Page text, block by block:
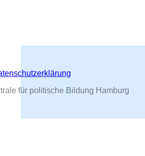
für politische Bildung Hamburg